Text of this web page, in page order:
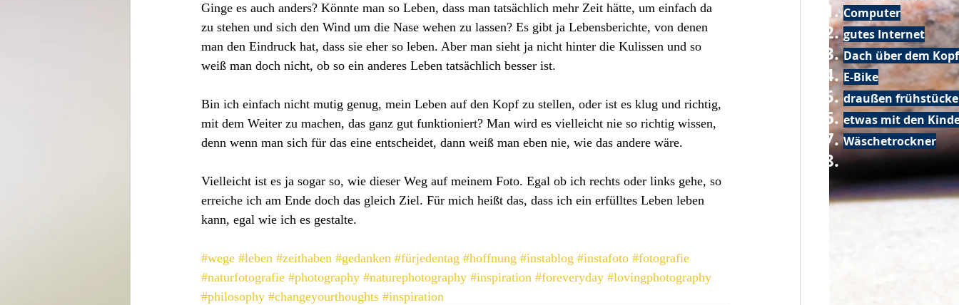
Ginge es auch anders? Könnte man so Leben, dass man tatsächlich mehr Zeit hätte, um einfach da
zu stehen und sich den Wind um die Nase wehen zu lassen? Es gibt ja Lebensberichte, von denen
man den Eindruck hat, dass sie eher so leben. Aber man sieht ja nicht hinter die Kulissen und so
weiß man doch nicht, ob so ein anderes Leben tatsächlich besser ist.
Bin ich einfach nicht mutig genug, mein Leben auf den Kopf zu stellen, oder ist es klug und richtig,
mit dem Weiter zu machen, das ganz gut funktioniert? Man wird es vielleicht nie so richtig wissen,
denn wenn man sich für das eine entscheidet, dann weiß man eben nie, wie das andere wäre.
Vielleicht ist es ja sogar so, wie dieser Weg auf meinem Foto. Egal ob ich rechts oder links gehe, so
erreiche ich am Ende doch das gleich Ziel. Für mich heißt das, dass ich ein erfülltes Leben leben
kann, egal wie ich es gestalte.
#wege #leben #zeithaben #gedanken #fürjedentag #hoffnung #instablog #instafoto #fotografie
#naturfotografie #photography #naturephotography #inspiration #foreveryday #lovingphotography
#philosophy #changeyourthoughts #inspiration
Computer
gutes Internet
Dach über dem Kopf
E-Bike
draußen
etwas mit den
Wäschetrockner